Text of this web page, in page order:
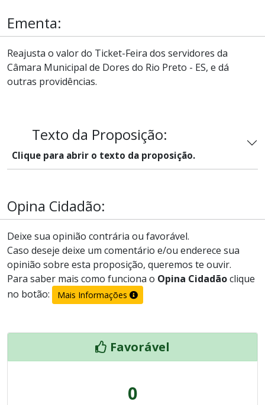
Ementa:
Reajusta o valor do Ticket-Feira dos servidores da
Câmara Municipal de Dores do Rio Preto - ES, e dá
outras providências.
Texto da Proposição:
Clique para abrir o texto da proposição.
Opina Cidadão:
Deixe sua opinião contrária ou favorável.
Caso deseje deixe um comentário e/ou enderece sua
opinião sobre esta proposição, queremos te ouvir.
Para saber mais como funciona o Opina Cidadãoclique
no botão:
Mais Informações
Favorável
0